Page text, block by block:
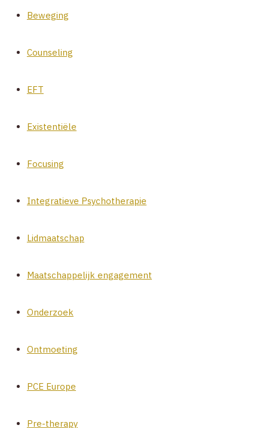
Beweging
Counseling
EFT
Existentiële
Focusing
Integratieve Psychotherapie
Lidmaatschap
Maatschappelijk engagement
Onderzoek
Ontmoeting
PCE Europe
Pre-therapy